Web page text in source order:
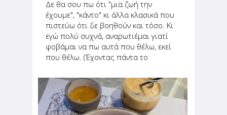
Δε θα σου πω ότι "μια ζωή την
έχουμε", "κάντο" κι άλλα κλασικά που
πιστεύω ότι δε βοηθούν και τόσο. Κι
εγώ πολύ συχνά, αναρωτιέμαι γιατί
φοβάμαι να πω αυτά που θέλω, εκεί
που θέλω. (Έχοντας πάντα το
χαμηλούς τόνους" στο μυαλό μου).
Και συνοπτικά θα σου πω, ότι το...